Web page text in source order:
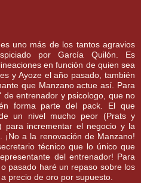
uno más de los tantos agravios
porGarcía Quilón. Es
en función de quien sea
y Ayozeel año pasado, también
que Manzanoactue así. Para
de entrenador y psicologo, que no
forma parte del pack. El que
un nivel mucho peor (Pratsy
para incrementar el negocio y la
¡No a la renovación de Manzano!
técnico que lo único que
del entrenador! Para
pasado haré un repaso sobre los
a precio de oro por supuesto.